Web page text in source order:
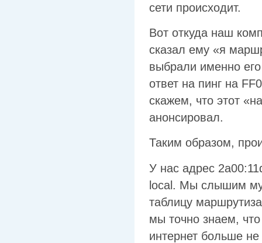
сети происходит.
Вот откуда наш
сказал ему «я
выбрали именно
ответ на пинг на
скажем, что этот
анонсировал.
Таким образом,
У нас адрес
local. Мы слышим
таблицу
мы точно знаем,
интернет больше